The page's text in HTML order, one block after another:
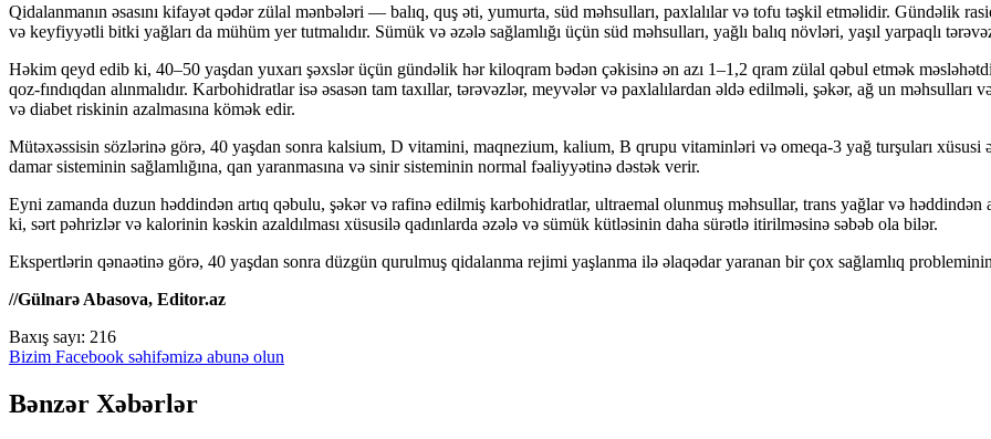
Qidalanmanın əsasını kifayət qədər zülal mənbələri — balıq, quş əti, yumurta, süd məhsulları, paxlalılar və tofu təşkil etməlidir. Gündəlik
və keyfiyyətli bitki yağları da mühüm yer tutmalıdır. Sümük və əzələ sağlamlığı üçün süd məhsulları, yağlı balıq növləri, yaşıl yarpaqlı
Həkim qeyd edib ki, 40–50 yaşdan yuxarı şəxslər üçün gündəlik hər kiloqram bədən çəkisinə ən azı 1–1,2 qram zülal qəbul etmək
qoz-fındıqdan alınmalıdır. Karbohidratlar isə əsasən tam taxıllar, tərəvəzlər, meyvələr və paxlalılardan əldə edilməli, şəkər, ağ un
və diabet riskinin azalmasına kömək edir.
Mütəxəssisin sözlərinə görə, 40 yaşdan sonra kalsium, D vitamini, maqnezium, kalium, B qrupu vitaminləri və omeqa-3 yağ turşuları xüsusi
damar sisteminin sağlamlığına, qan yaranmasına və sinir sisteminin normal fəaliyyətinə dəstək verir.
Eyni zamanda duzun həddindən artıq qəbulu, şəkər və rafinə edilmiş karbohidratlar, ultraemal olunmuş məhsullar, trans yağlar və həddindən
ki, sərt pəhrizlər və kalorinin kəskin azaldılması xüsusilə qadınlarda əzələ və sümük kütləsinin daha sürətlə itirilməsinə səbəb ola bilər.
Ekspertlərin qənaətinə görə, 40 yaşdan sonra düzgün qurulmuş qidalanma rejimi yaşlanma ilə əlaqədar yaranan bir çox sağlamlıq
//Gülnarə Abasova, Editor.az
Baxış sayı: 216
Bizim Facebook səhifəmizə abunə olun
Bənzər Xəbərlər